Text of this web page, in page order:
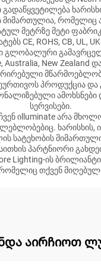
მიმართულია, რომელიც
მეტრზე მეტი
CE, ROHS, CB, UL,
გლობალური
Australia, New Zealand
პროდუქცია და
სერვისები.
იlluminate არა
ხარისხის,
სატეხობის
პარტნიორი
Lighting-ის
თქვენ
აირჩიოთ